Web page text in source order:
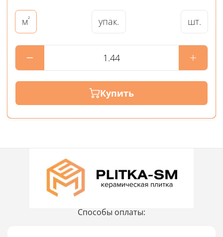
м² упак. шт.
Купить
Способы оплаты: